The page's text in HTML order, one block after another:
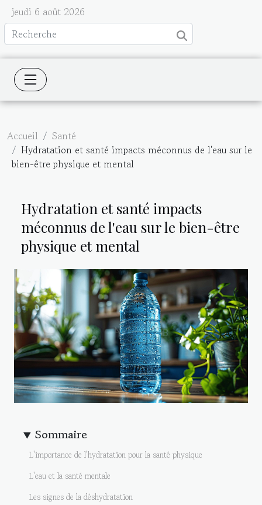
jeudi 6 août 2026
Accueil
Santé
Hydratation et santé impacts méconnus de l'eau sur le
bien-être physique et mental
Hydratation et santé impacts
méconnus de l'eau sur le bien-être
physique et mental
Sommaire
L'importance de l'hydratation pour la santé physique
L'eau et la santé mentale
Les signes de la déshydratation